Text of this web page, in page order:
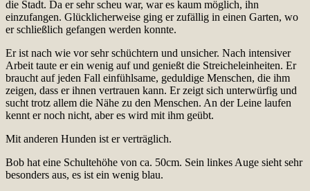
die Stadt. Da er sehr scheu war, war es kaum möglich, ihn
einzufangen. Glücklicherweise ging er zufällig in einen Garten, wo
er schließlich gefangen werden konnte.
Er ist nach wie vor sehr schüchtern und unsicher. Nach intensiver
Arbeit taute er ein wenig auf und genießt die Streicheleinheiten. Er
braucht auf jeden Fall einfühlsame, geduldige Menschen, die ihm
zeigen, dass er ihnen vertrauen kann. Er zeigt sich unterwürfig und
sucht trotz allem die Nähe zu den Menschen. An der Leine laufen
kennt er noch nicht, aber es wird mit ihm geübt.
Mit anderen Hunden ist er verträglich.
Bob hat eine Schultehöhe von ca. 50cm. Sein linkes Auge sieht sehr
besonders aus, es ist ein wenig blau.